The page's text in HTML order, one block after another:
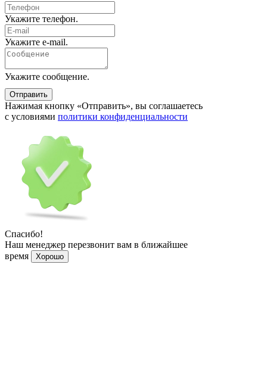
Укажите телефон.
Укажите e-mail.
Укажите сообщение.
Отправить
Нажимая кнопку «Отправить», вы соглашаетесь
с условиями политики конфиденциальности
Спасибо!
Наш менеджер перезвонит вам в ближайшее
время
Хорошо